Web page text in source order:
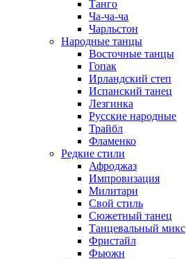
Танго
Ча-ча-ча
Чарльстон
Народные танцы
Восточные танцы
Гопак
Ирландский степ
Испанский танец
Лезгинка
Русские народные
Трайбл
Фламенко
Редкие стили
Афроджаз
Импровизация
Милитари
Свой стиль
Сюжетный танец
Танцевальный микс
Фристайл
Фьюжн